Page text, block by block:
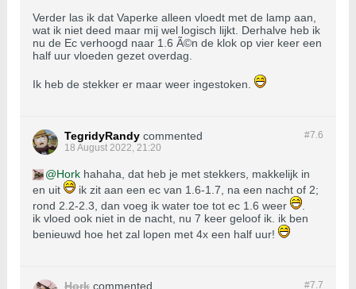
Verder las ik dat Vaperke alleen vloedt met de lamp aan,
wat ik niet deed maar mij wel logisch lijkt. Derhalve heb ik
nu de Ec verhoogd naar 1.6 Ã©n de klok op vier keer een
half uur vloeden gezet overdag.
Ik heb de stekker er maar weer ingestoken.
#7.6
TegridyRandy commented
18 August 2022, 21:20
Hork hahaha, dat heb je met stekkers, makkelijk in
en uit
ik zit aan een ec van 1.6-1.7, na een nacht of 2;
rond 2.2-2.3, dan voeg ik water toe tot ec 1.6 weer
ik vloed ook niet in de nacht, nu 7 keer geloof ik. ik ben
benieuwd hoe het zal lopen met 4x een half uur!
#7.7
Hork commented